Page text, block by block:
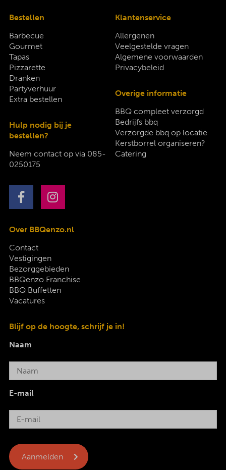
Bestellen
Barbecue
Gourmet
Tapas
Pizzarette
Dranken
Partyverhuur
Extra bestellen
Hulp nodig bij je
bestellen?
Neem contact op via 085-
0250175
Klantenservice
Allergenen
Veelgestelde vragen
Algemene voorwaarden
Privacybeleid
Overige informatie
BBQ compleet verzorgd
Bedrijfs bbq
Verzorgde bbq op locatie
Kerstborrel organiseren?
Catering
Over BBQenzo.nl
Contact
Vestigingen
Bezorggebieden
BBQenzo Franchise
BBQ Buffetten
Vacatures
Blijf op de hoogte, schrijf je in!
Naam
E-mail